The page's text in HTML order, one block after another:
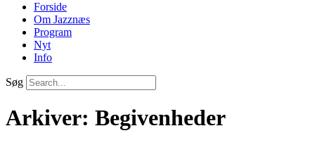
Forside
Om Jazznæs
Program
Nyt
Info
Søg
Arkiver: Begivenheder